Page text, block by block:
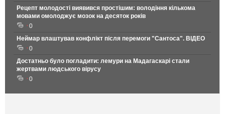
Рецепт молодості виявився простішим: володіння кількома
мовами омолоджує мозок на десяток років
0
Неймар влаштував конфлікт після перемоги "Сантоса". ВІДЕО
0
Достатньо було погладити: лемури на Мадагаскарі стали
жертвами людського вірусу
0